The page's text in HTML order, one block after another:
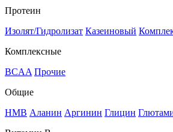
Протеин
Изолят/Гидролизат Казеиновый
Комплексные
BCAA Прочие
Общие
HMB Аланин Аргинин Глицин